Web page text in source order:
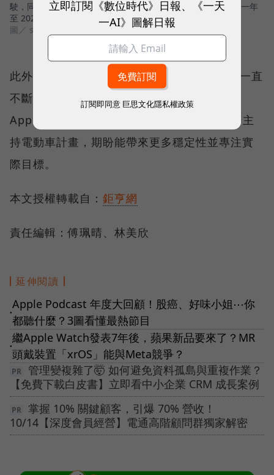
駛，同時車輛依然會配置方向盤與油門踏板，而上市日期推遲一年
至 2026 年。
圖／ shutterstock
此外，蘋果汽車團隊自 10 年前成立以來高層一直
不斷更替，在經歷多次調整甚至裁員後，才由
Apple Watch 軟體開發負責人 Kevin Lynch 主
持電動車計畫，期盼能帶來更多穩定性並專注實
際目標。
本文授權轉載自： 鉅亨網
責任編輯：傅珮晴、林美欣
延伸閱讀
●
Apple Podcast 年度大回顧！股癌、好味小姐⋯你
都聽什麼？3圖看懂最熱節目
●
繼Apple Watch發表7年後，蘋果新品要來了？MR
頭戴裝置「xrOS」能與Meta競爭？
管理變複雜了🤯 如何避免資料孤島與重複作業？
【免費下載白皮書】立即看中小企業 CRM 成長案例
掌握 10% 關鍵顧客，引爆 70% 營收！
10/14【深度會員經營】電通高階顧問群獨家解密
立即訂閱《數位時代》日報、《一天
一AI》圖解日報
訂閱即同意 巨思文化隱私權政策